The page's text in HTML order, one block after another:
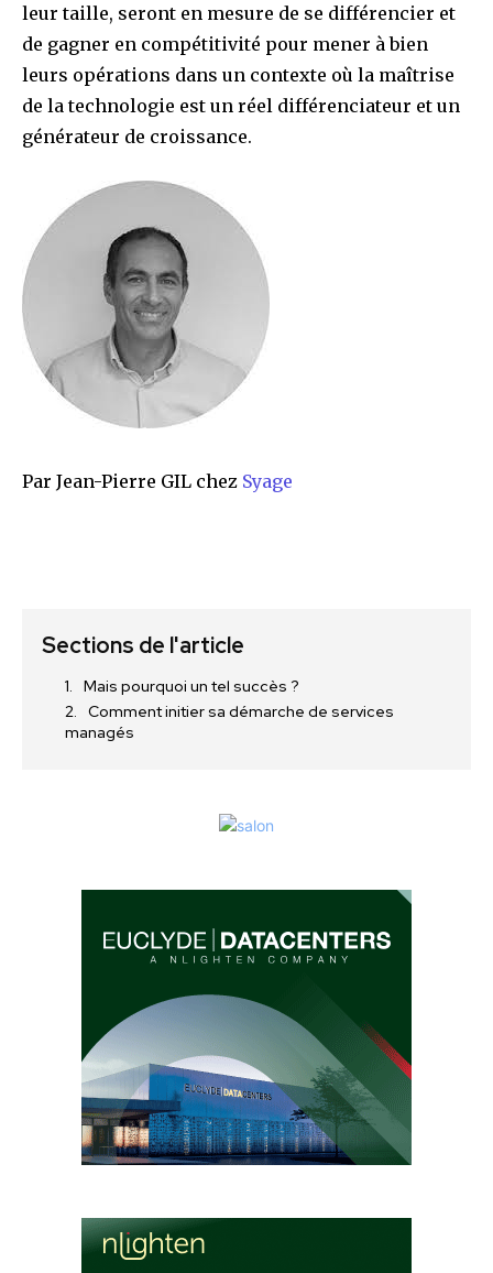
leur taille, seront en mesure de se différencier et
de gagner en compétitivité pour mener à bien
leurs opérations dans un contexte où la maîtrise
de la technologie est un réel différenciateur et un
générateur de croissance.
Par Jean-Pierre GIL chez Syage
Sections de l'article
Mais pourquoi un tel succès ?
Comment initier sa démarche de services
managés